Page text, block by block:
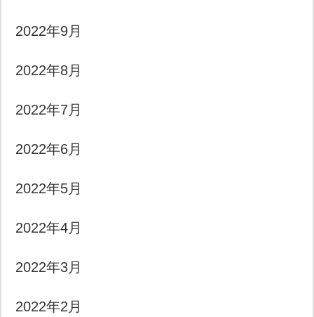
2022年9月
2022年8月
2022年7月
2022年6月
2022年5月
2022年4月
2022年3月
2022年2月